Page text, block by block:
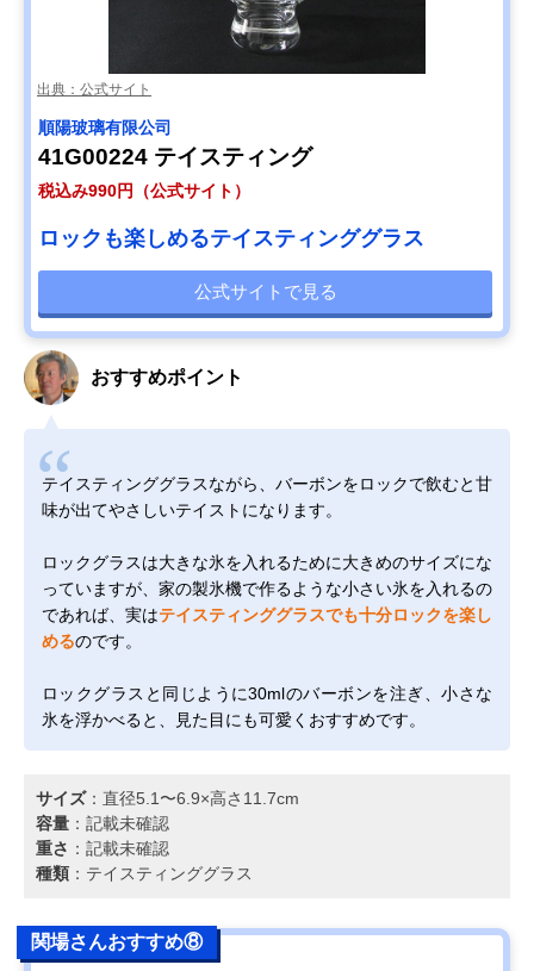
出典：公式サイト
順陽玻璃有限公司
41G00224 テイスティング
税込み990円（公式サイト）
ロックも楽しめるテイスティンググラス
公式サイトで見る
おすすめポイント
テイスティンググラスながら、バーボンをロックで飲むと甘
味が出てやさしいテイストになります。
ロックグラスは大きな氷を入れるために大きめのサイズにな
っていますが、家の製氷機で作るような小さい氷を入れるの
であれば、実はテイスティンググラスでも十分ロックを楽し
めるのです。
ロックグラスと同じように30mlのバーボンを注ぎ、小さな
氷を浮かべると、見た目にも可愛くおすすめです。
サイズ：直径5.1〜6.9×高さ11.7cm
容量 ：記載未確認
重さ ：記載未確認
種類 ：テイスティンググラス
関場さんおすすめ⑧